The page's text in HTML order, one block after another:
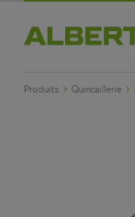
Produits Quincaillerie